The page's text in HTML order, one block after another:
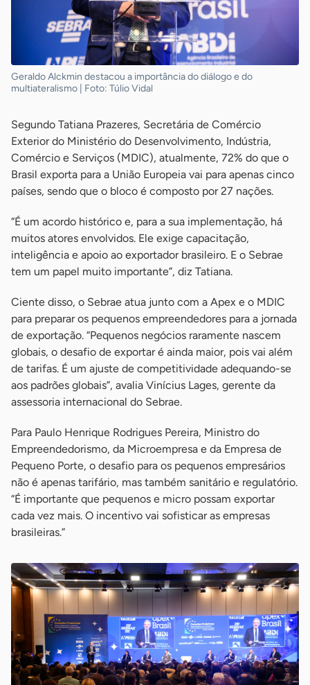
Geraldo Alckmin destacou a importância do diálogo e do
multiateralismo | Foto: Túlio Vidal
Segundo Tatiana Prazeres, Secretária de Comércio
Exterior do Ministério do Desenvolvimento, Indústria,
Comércio e Serviços (MDIC), atualmente, 72% do que o
Brasil exporta para a União Europeia vai para apenas cinco
países, sendo que o bloco é composto por 27 nações.
“É um acordo histórico e, para a sua implementação, há
muitos atores envolvidos. Ele exige capacitação,
inteligência e apoio ao exportador brasileiro. E o Sebrae
tem um papel muito importante”, diz Tatiana.
Ciente disso, o Sebrae atua junto com a Apex e o MDIC
para preparar os pequenos empreendedores para a jornada
de exportação. “Pequenos negócios raramente nascem
globais, o desafio de exportar é ainda maior, pois vai além
de tarifas. É um ajuste de competitividade adequando-se
aos padrões globais”, avalia Vinícius Lages, gerente da
assessoria internacional do Sebrae.
Para Paulo Henrique Rodrigues Pereira, Ministro do
Empreendedorismo, da Microempresa e da Empresa de
Pequeno Porte, o desafio para os pequenos empresários
não é apenas tarifário, mas também sanitário e regulatório.
“É importante que pequenos e micro possam exportar
cada vez mais. O incentivo vai sofisticar as empresas
brasileiras.”